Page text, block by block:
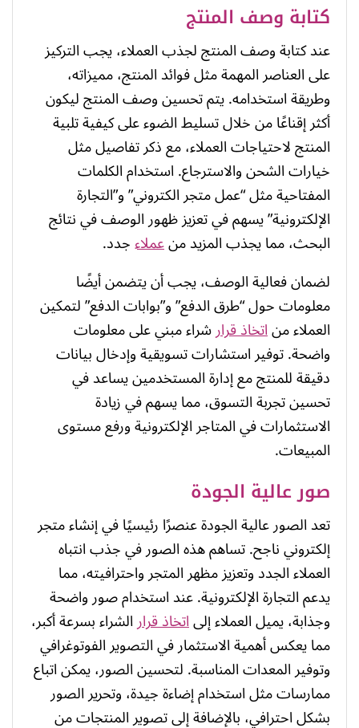
كتابة وصف المنتج
عند كتابة وصف المنتج لجذب العملاء، يجب التركيز
على العناصر المهمة مثل فوائد المنتج، مميزاته،
وطريقة استخدامه. يتم تحسين وصف المنتج ليكون
أكثر إقناعًا من خلال تسليط الضوء على كيفية تلبية
المنتج لاحتياجات العملاء، مع ذكر تفاصيل مثل
خيارات الشحن والاسترجاع. استخدام الكلمات
المفتاحية مثل “عمل متجر الكتروني” و”التجارة
الإلكترونية” يسهم في تعزيز ظهور الوصف في نتائج
البحث، مما يجذب المزيد منعملاءجدد.
لضمان فعالية الوصف، يجب أن يتضمن أيضًا
معلومات حول “طرق الدفع” و”بوابات الدفع” لتمكين
العملاء مناتخاذ قرارشراء مبني على معلومات
واضحة. توفير استشارات تسويقية وإدخال بيانات
دقيقة للمنتج مع إدارة المستخدمين يساعد في
تحسين تجربة التسوق، مما يسهم في زيادة
الاستثمارات في المتاجر الإلكترونية ورفع مستوى
المبيعات.
صور عالية الجودة
تعد الصور عالية الجودة عنصرًا رئيسيًا في إنشاء متجر
إلكتروني ناجح. تساهم هذه الصور في جذب انتباه
العملاء الجدد وتعزيز مظهر المتجر واحترافيته، مما
يدعم التجارة الإلكترونية. عند استخدام صور واضحة
وجذابة، يميل العملاء إلىاتخاذ قرارالشراء بسرعة أكبر،
مما يعكس أهمية الاستثمار في التصوير الفوتوغرافي
وتوفير المعدات المناسبة. لتحسين الصور، يمكن اتباع
ممارسات مثل استخدام إضاءة جيدة، وتحرير الصور
بشكل احترافي، بالإضافة إلى تصوير المنتجات من